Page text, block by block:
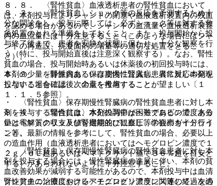
８．８． 〈腎性貧血〉血液透析患者の腎性貧血において
は、本剤投与によりシャントの閉塞や血液透析装置内の残血
を認める場合があるので、シャントの血流量や血液透析装置
内の血流量には十分注意すること（このような場合にはシャ
ントの再造設、抗凝固剤の増量等の適切な処置をとるこ
と）。
８．９． 〈腎性貧血〉保存期慢性腎臓病患者に対し本剤を
投与する場合には、次の点を考慮すること。
・ 〈腎性貧血〉保存期慢性腎臓病の腎性貧血患者に対し本
剤を投与する場合には、水分の調節が困難であるので、水分
量と電解質の収支及び腎機能並びに血圧等の観察を十分行う
こと。
・ 〈腎性貧血〉保存期慢性腎臓病の腎性貧血患者に対し本
剤を投与する場合には、慢性腎臓病の進展に伴い、本剤の貧
血改善効果が減弱する可能性があるので、本剤投与中は血清
クレアチニン濃度やクレアチニンクリアランス等の経過を適
８．３． 〈腎性貧血〉ショック等の反応を予測するため十
分な問診をし、投与に際しては、必ずショック等に対する救
急処置のとれる準備をしておくこと。また、投与開始から投
与終了後まで、患者を安静な状態に保たせ、十分な観察を行
う（特に、投与開始直後は注意深く観察する）。なお、腎性
貧血の場合、投与開始時あるいは休薬後の初回投与時には、
本剤の少量を静脈内あるいは皮内に注入し、異常反応の発現
しないことを確認後、全量を投与することが望ましい〔１
１．１．５参照〕。
８．４． 〈腎性貧血〉本剤投与中はヘモグロビン濃度ある
いはヘマトクリット値を定期的に観察し、学会のガイドライ
ン等、最新の情報を参考にして、腎性貧血の場合、必要以上
の造血作用（血液透析患者においてはヘモグロビン濃度で１
２ｇ／ｄＬ超あるいはヘマトクリット値で３６％超を目安と
する）があらわれないように十分注意すること。
腎性貧血の治療におけるヘモグロビン濃度に関連して、次の